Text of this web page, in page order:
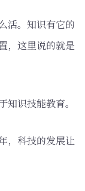
活。知识有它的
，这里说的就是
识技能教育。
，科技的发展让